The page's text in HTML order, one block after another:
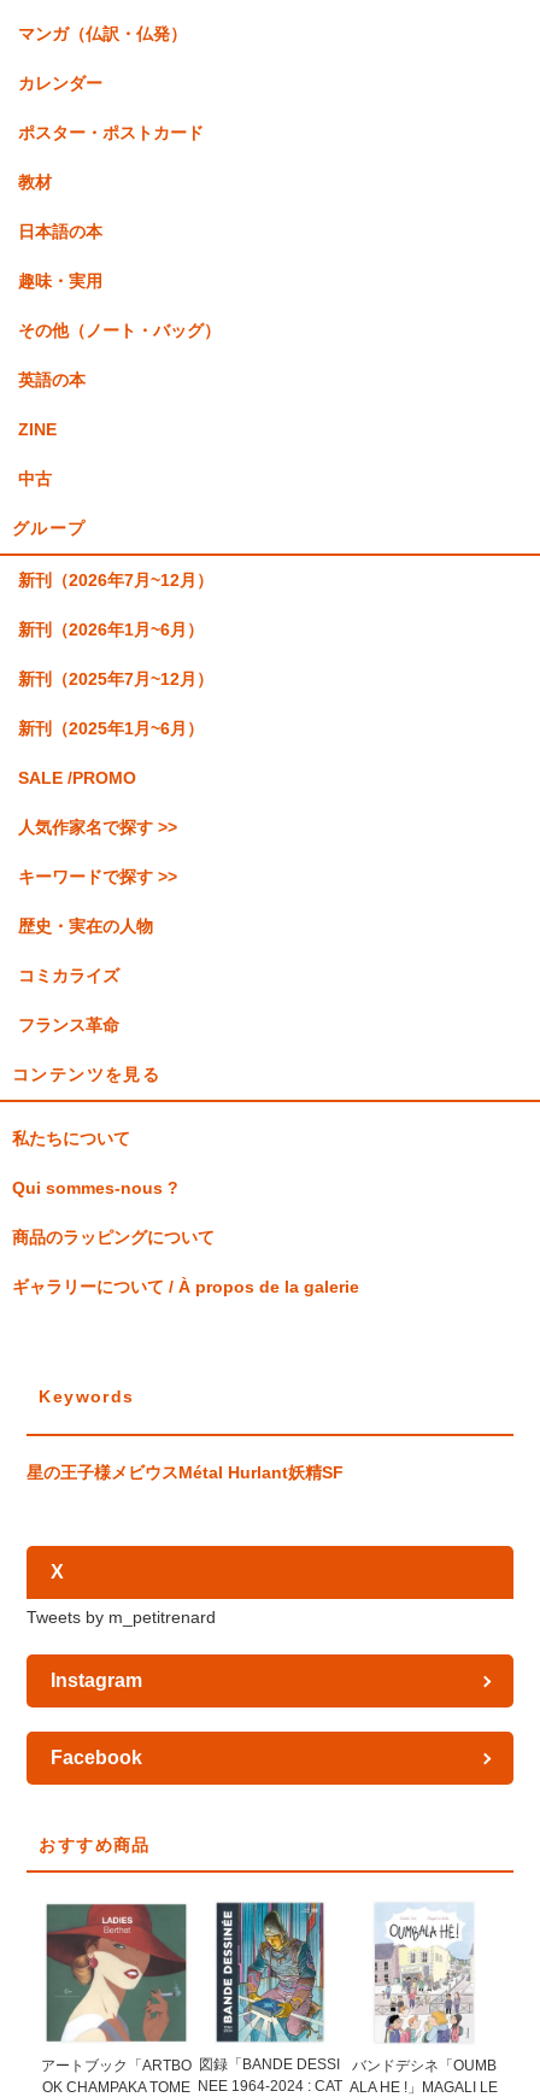
マンガ（仏訳・仏発）
カレンダー
ポスター・ポストカード
教材
日本語の本
趣味・実用
その他（ノート・バッグ）
英語の本
ZINE
中古
グループ
新刊（2026年7月~12月）
新刊（2026年1月~6月）
新刊（2025年7月~12月）
新刊（2025年1月~6月）
SALE /PROMO
人気作家名で探す >>
キーワードで探す >>
歴史・実在の人物
コミカライズ
フランス革命
コンテンツを見る
私たちについて
Qui sommes-nous ?
商品のラッピングについて
ギャラリーについて / À propos de la galerie
Keywords
星の王子様メビウスMétal Hurlant妖精SF
X
Tweets by m_petitrenard
Instagram
Facebook
おすすめ商品
アートブック「ARTBO
OK CHAMPAKA TOME
図録「BANDE DESSI
NEE 1964-2024 : CAT
バンドデシネ「OUMB
ALA HE !」MAGALI LE